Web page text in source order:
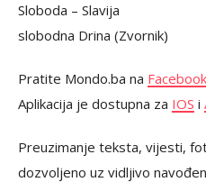
Sloboda – Slavija
slobodna Drina (Zvornik)
Pratite Mondo.ba na
Aplikacija je dostupna za IOS i
Preuzimanje teksta, vijesti,
dozvoljeno uz vidljivo